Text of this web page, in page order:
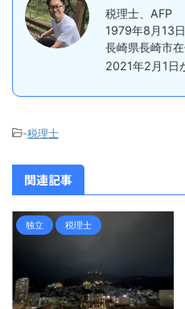
税理士、AFP
1979年8月13
長崎県長崎市在
2021年2月1日
-税理士
関連記事
独立 税理士